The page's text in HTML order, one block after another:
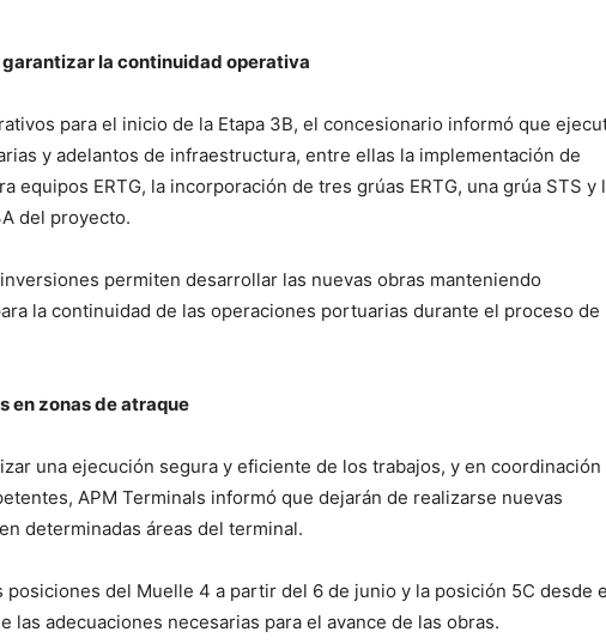
la continuidad operativa
para el inicio de la Etapa 3B, el concesionario informó que
y adelantos de infraestructura, entre ellas la implementación de
equipos ERTG, la incorporación de tres grúas ERTG, una grúa STS y
del proyecto.
permiten desarrollar las nuevas obras manteniendo
la continuidad de las operaciones portuarias durante el proceso de
en zonas de atraque
una ejecución segura y eficiente de los trabajos, y en coordinación
APM Terminals informó que dejarán de realizarse nuevas
determinadas áreas del terminal.
posiciones del Muelle 4 a partir del 6 de junio y la posición 5C desde
las adecuaciones necesarias para el avance de las obras.